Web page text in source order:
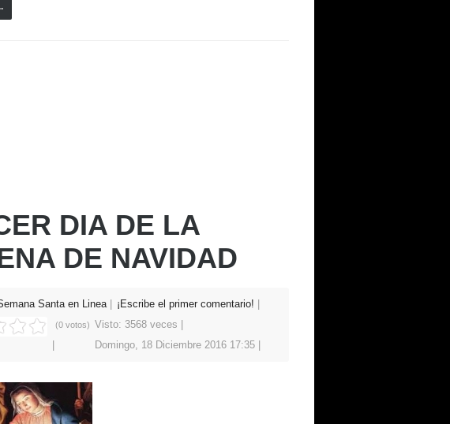
DIA DE LA
DE NAVIDAD
Santa en Linea ¡Escribe el primer comentario!
(0 votos) Visto: 3568 veces
Domingo, 18 Diciembre 2016 17:35